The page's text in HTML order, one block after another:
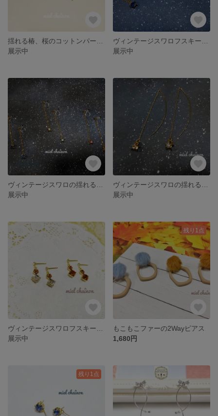
展示中
展示中
展示中
展示中
展示中
残り1点
もこもこファーの2Wayピアス
1,680円
残り1点